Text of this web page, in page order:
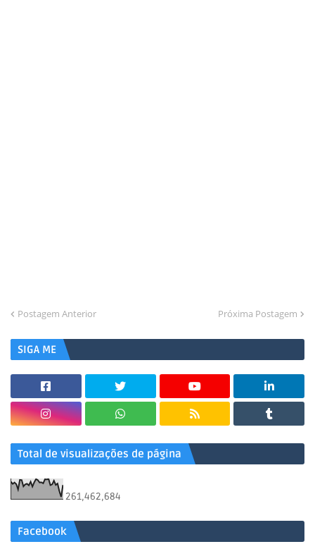
Postagem Anterior Próxima Postagem
SIGA ME
Total de visualizações de página
261,462,684
Facebook